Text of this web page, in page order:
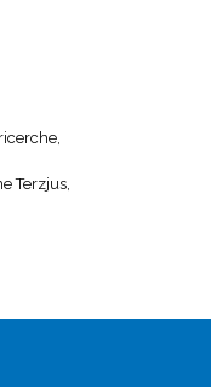
Terzjus,